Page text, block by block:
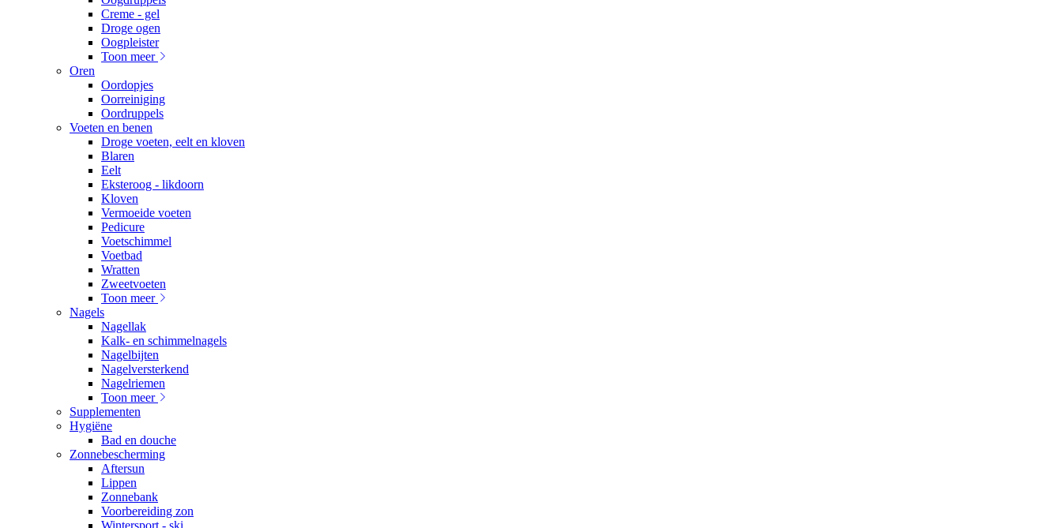
Creme - gel
Droge ogen
Oogpleister
Toon meer
Oren
Oordopjes
Oorreiniging
Oordruppels
Voeten en benen
Droge voeten, eelt en kloven
Blaren
Eelt
Eksteroog - likdoorn
Kloven
Vermoeide voeten
Pedicure
Voetschimmel
Voetbad
Wratten
Zweetvoeten
Toon meer
Nagels
Nagellak
Kalk- en schimmelnagels
Nagelbijten
Nagelversterkend
Nagelriemen
Toon meer
Supplementen
Hygiëne
Bad en douche
Zonnebescherming
Aftersun
Lippen
Zonnebank
Voorbereiding zon
Wintersport - ski